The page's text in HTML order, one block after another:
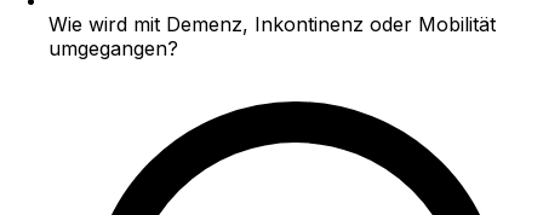
Wie wird mit Demenz, Inkontinenz oder Mobilität
umgegangen?